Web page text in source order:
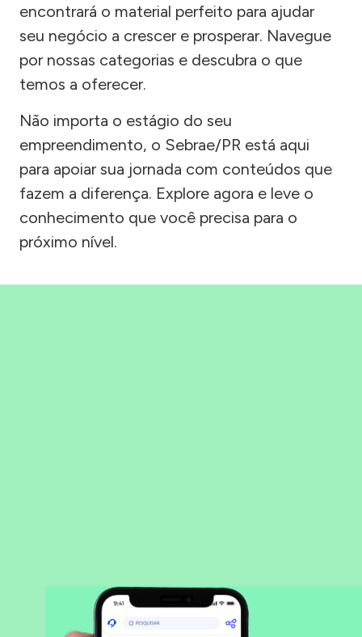
encontrará o material perfeito para ajudar
seu negócio a crescer e prosperar. Navegue
por nossas categorias e descubra o que
temos a oferecer.
Não importa o estágio do seu
empreendimento, o Sebrae/PR está aqui
para apoiar sua jornada com conteúdos que
fazem a diferença. Explore agora e leve o
conhecimento que você precisa para o
próximo nível.